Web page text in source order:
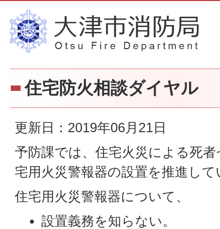
住宅防火相談ダイヤル
更新日：2019年06月21日
予防課では、住宅火災による死
宅用火災警報器の設置を推進し
住宅用火災警報器について、
設置義務を知らない。